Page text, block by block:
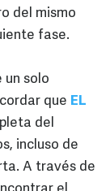
del mismo
fase.
un solo
que EL
del
incluso de
A través de